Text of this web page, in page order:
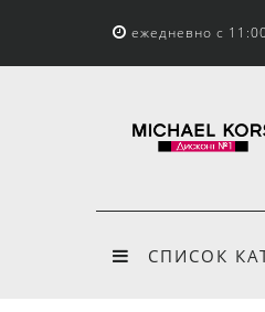
ежедневно с
СПИСОК